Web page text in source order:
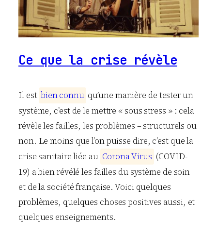
Ce que la crise révèle
Il est bienconnu qu’une manière de tester un
système, c’est de le mettre « sous stress » : cela
révèle les failles, les problèmes – structurels ou
non. Le moins que l’on puisse dire, c’est que la
crise sanitaire liée au CoronaVirus (COVID-
19) a bien révélé les failles du système de soin
et de la société française. Voici quelques
problèmes, quelques choses positives aussi, et
quelques enseignements.